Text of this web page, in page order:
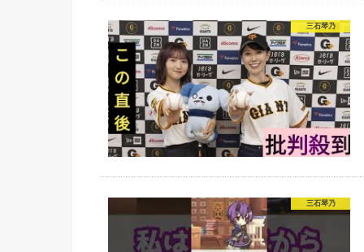
三石琴乃
三石琴乃